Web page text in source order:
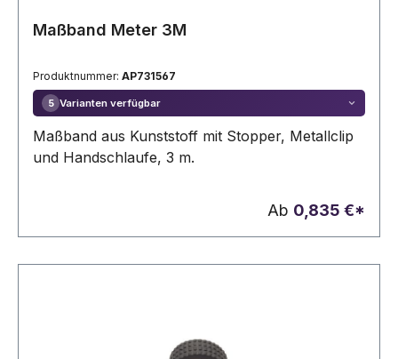
Maßband Meter 3M
Produktnummer: AP731567
5 Varianten verfügbar
Maßband aus Kunststoff mit Stopper, Metallclip
und Handschlaufe, 3 m.
Ab 0,835 €*